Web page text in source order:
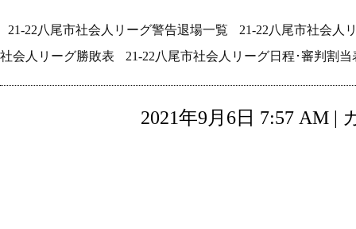
21-22八尾市社会人リーグ警告退場一覧
21-22八尾市社会人
社会人リーグ勝敗表
21-22八尾市社会人リーグ日程･審判割当
2021年9月6日 7:57 AM |